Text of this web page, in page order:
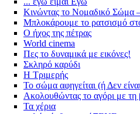
Κινώντας το Νομαδικό Σώμα
Μπλοκάρουμε το ρατσισμό
Ο ήχος της πέτρας
World cinema
Πες το δυναμικά με εικόνες!
Σκληρό καρύδι
Η Τριμερής
Το σώμα αφηγείται (ή Δεν
Ακολουθώντας το αγόρι με τη
Τα χέρια